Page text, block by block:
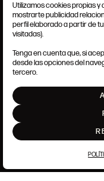
Utilizamos cookies propias y
mostrarte publicidad
perfil elaborado a partir de
visitadas).
Tenga en cuenta que, si
desde las opciones del
tercero.